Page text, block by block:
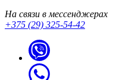
На связи в мессенджерах
+375 (29) 325-54-42